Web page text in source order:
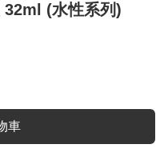
32ml (水性系列)
車